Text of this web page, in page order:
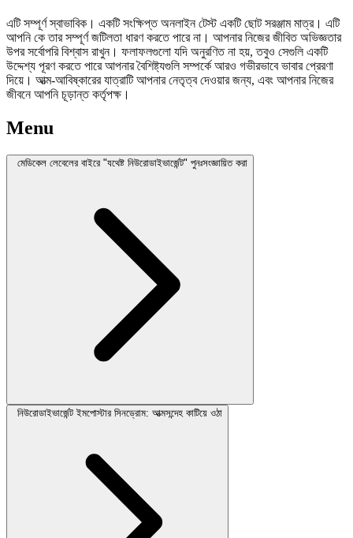
এটি সম্পূর্ণ স্বাভাবিক। একটি সংক্ষিপ্ত অনলাইন টেস্ট একটি ছোট সরঞ্জাম মাত্র। এটি
আপনি কে তার সম্পূর্ণ জটিলতা ধারণ করতে পারে না। আপনার নিজের জীবিত অভিজ্ঞতার
উপর সর্বোপরি বিশ্বাস রাখুন। ফলাফলগুলো যদি অনুরণিত না হয়, তবুও সেগুলি একটি
উদ্দেশ্য পূরণ করতে পারে আপনার বৈশিষ্ট্যগুলি সম্পর্কে আরও গভীরভাবে ভাবার প্রেরণা
দিয়ে। আত্ম-আবিষ্কারের যাত্রাটি আপনার নেতৃত্ব দেওয়ার জন্য, এবং আপনার নিজের
জীবনে আপনি চূড়ান্ত কর্তৃপক্ষ।
Menu
মেডিকেল লেবেলের বাইরে "যথেষ্ট নিউরোডাইভার্জেন্ট" পুনঃসংজ্ঞায়িত করা
নিউরোডাইভার্জেন্ট ইমপোস্টার সিনড্রোম: আত্মসন্দেহ কাটিয়ে ওঠা